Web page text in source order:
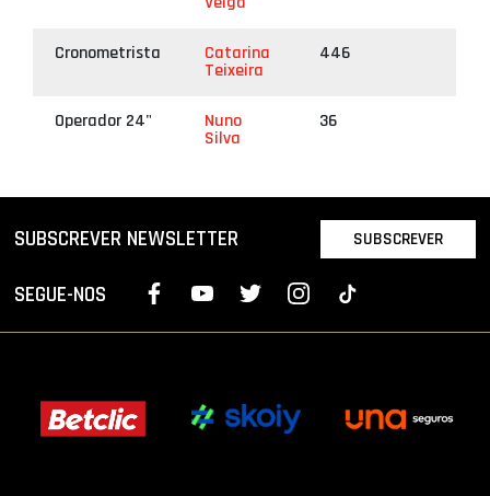
Cronometrista Catarina
Teixeira
446
Operador 24" Nuno
Silva
36
SUBSCREVER NEWSLETTER SUBSCREVER
SEGUE-NOS